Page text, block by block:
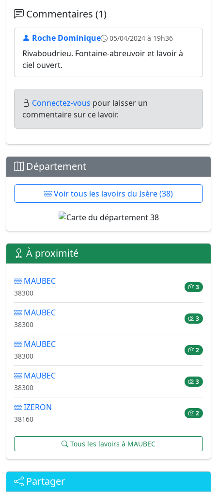
Commentaires (1)
Roche Dominique 05/04/2024 à 19h36
Rivaboudrieu. Fontaine-abreuvoir et lavoir à
ciel ouvert.
Connectez-vous pour laisser un
commentaire sur ce lavoir.
Département
Voir tous les lavoirs du Isère (38)
À proximité
MAUBEC
38300
3
MAUBEC
38300
3
MAUBEC
38300
2
MAUBEC
38300
3
IZERON
38160
2
Tous les lavoirs à MAUBEC
Partager